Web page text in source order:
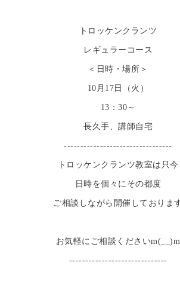
トロッケンクランツ
レギュラーコース
＜日時・場所＞
10月17日（火）
13：30～
長久手、講師自宅
---------------------------------
トロッケンクランツ教室は只今
日時を個々にその都度
ご相談しながら開催しておりま
お気軽にご相談くださいm(__)m
------------------------------